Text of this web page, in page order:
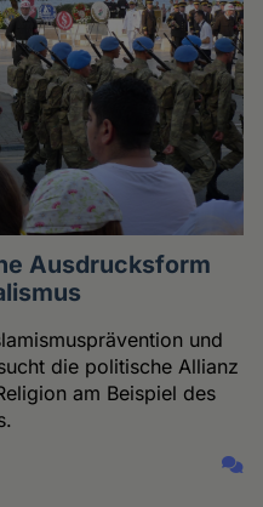
Ausdrucksform
und
die politische Allianz
am Beispiel des